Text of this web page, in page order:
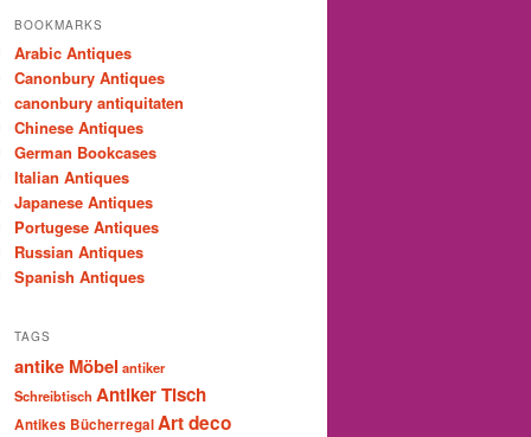
BOOKMARKS
Arabic Antiques
Canonbury Antiques
canonbury antiquitaten
Chinese Antiques
German Bookcases
Italian Antiques
Japanese Antiques
Portugese Antiques
Russian Antiques
Spanish Antiques
TAGS
antike Möbel antiker
Schreibtisch Antiker Tisch
Antikes BücherregalArt deco